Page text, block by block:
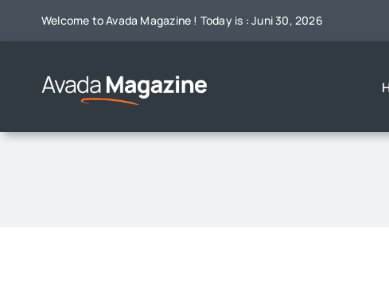
Welcome to Avada Magazine ! Today is : Juni 30, 2026